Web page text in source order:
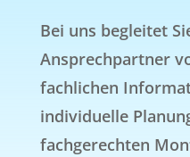
Bei uns begleitet
Ansprechpartner
fachlichen
individuelle
fachgerechten